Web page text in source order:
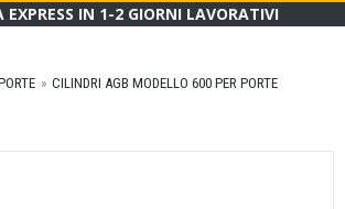
EXPRESS IN 1-2 GIORNI LAVORATIVI
CILINDRI AGB MODELLO 600 PER PORTE